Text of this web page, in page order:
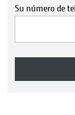
Su número de